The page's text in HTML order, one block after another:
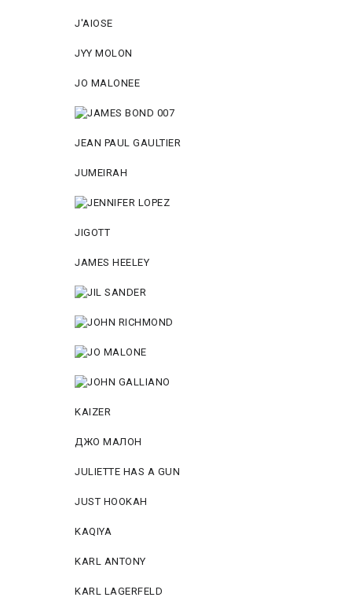
J'AIOSE
JYY МОLON
JO MАLОNEE
JEAN PAUL GAULTIER
JUMEIRAH
JIGOTT
JAMES HEELEY
KAIZER
ДЖО МАЛОН
JULIETTE HAS A GUN
JUST HOOKAH
KAQIYA
KARL ANTONY
KARL LAGERFELD